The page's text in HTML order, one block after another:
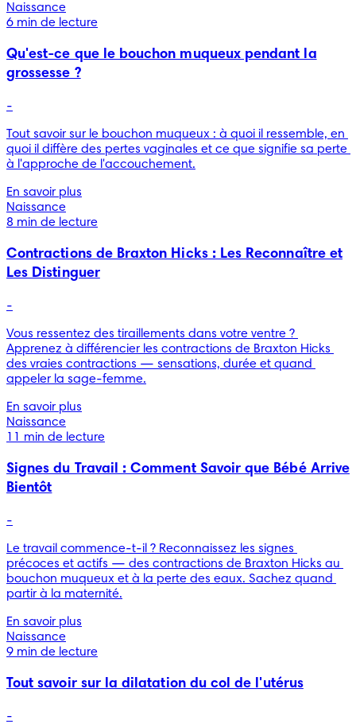
Naissance
6 min de lecture
Qu'est-ce que le bouchon muqueux pendant la
grossesse ?
-
Tout savoir sur le bouchon muqueux : à quoi il ressemble, en
quoi il diffère des pertes vaginales et ce que signifie sa perte
à l'approche de l'accouchement.
En savoir plus
Naissance
8 min de lecture
Contractions de Braxton Hicks : Les Reconnaître et
Les Distinguer
-
Vous ressentez des tiraillements dans votre ventre ?
Apprenez à différencier les contractions de Braxton Hicks
des vraies contractions — sensations, durée et quand
appeler la sage-femme.
En savoir plus
Naissance
11 min de lecture
Signes du Travail : Comment Savoir que Bébé Arrive
Bientôt
-
Le travail commence-t-il ? Reconnaissez les signes
précoces et actifs — des contractions de Braxton Hicks au
bouchon muqueux et à la perte des eaux. Sachez quand
partir à la maternité.
En savoir plus
Naissance
9 min de lecture
Tout savoir sur la dilatation du col de l'utérus
-